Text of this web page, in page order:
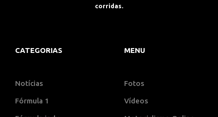
corridas.
CATEGORIAS
Notícias
Fórmula 1
MENU
Fotos
Vídeos